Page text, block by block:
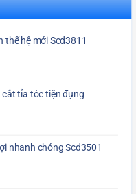
hệ mới Scd3811
cắt tỉa tóc tiện đụng
nhanh chóng Scd3501